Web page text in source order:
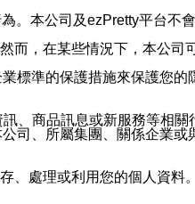
。本公司及ezPretty平台不會
而，在某些情況下，本公司
標準的保護措施來保護您的
、商品訊息或新服務等相關
司、所屬集團、關係企業或
、處理或利用您的個人資料。